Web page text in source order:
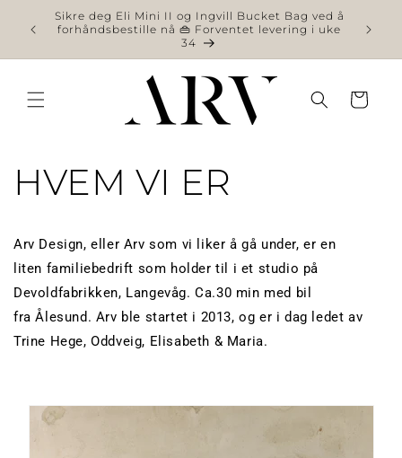
videre
til
Gratis frakt & retur
Handlekurv
HVEM VI ER
Arv Design, eller Arv som vi liker å gå under, er en
liten familiebedrift som holder til i et studio på
Devoldfabrikken, Langevåg. Ca.30 min med bil
fra Ålesund. Arv ble startet i 2013, og er i dag ledet av
Trine Hege, Oddveig, Elisabeth & Maria.